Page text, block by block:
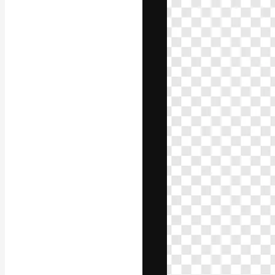
La piattaforma
migliori lavori.
creativi,
Copyright ©